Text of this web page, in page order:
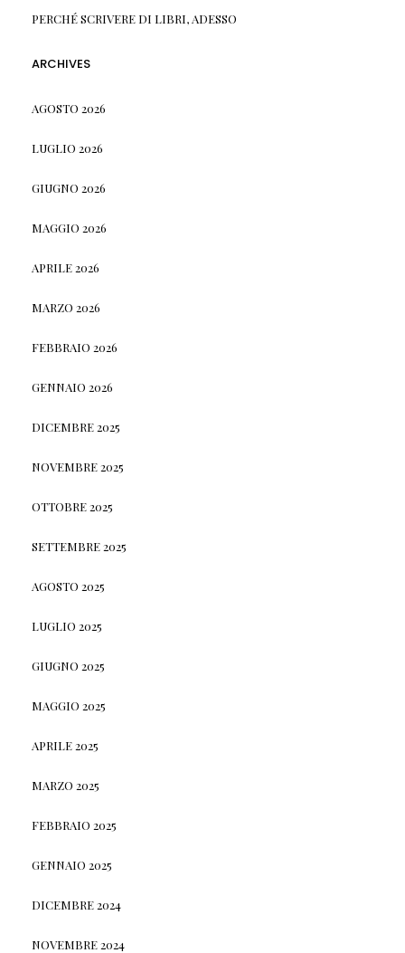
PERCHÉ SCRIVERE DI LIBRI, ADESSO
ARCHIVES
AGOSTO 2026
LUGLIO 2026
GIUGNO 2026
MAGGIO 2026
APRILE 2026
MARZO 2026
FEBBRAIO 2026
GENNAIO 2026
DICEMBRE 2025
NOVEMBRE 2025
OTTOBRE 2025
SETTEMBRE 2025
AGOSTO 2025
LUGLIO 2025
GIUGNO 2025
MAGGIO 2025
APRILE 2025
MARZO 2025
FEBBRAIO 2025
GENNAIO 2025
DICEMBRE 2024
NOVEMBRE 2024